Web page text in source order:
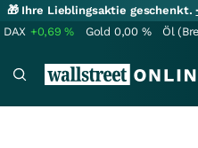
🎁 Ihre Lieblingsaktie geschenkt.
DAX +0,69% Gold 0,00 % Öl